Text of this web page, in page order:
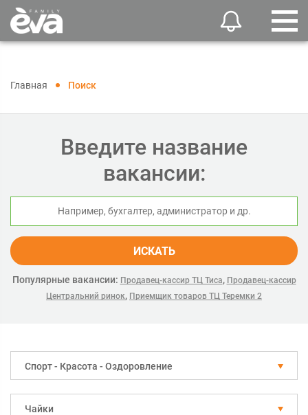
Главная Поиск
Введите название
вакансии:
ИСКАТЬ
Популярные вакансии: Продавец-кассир ТЦ Тиса, Продавец-кассир
Центральний ринок, Приемщик товаров ТЦ Теремки 2
Спорт - Красота - Оздоровление
Чайки